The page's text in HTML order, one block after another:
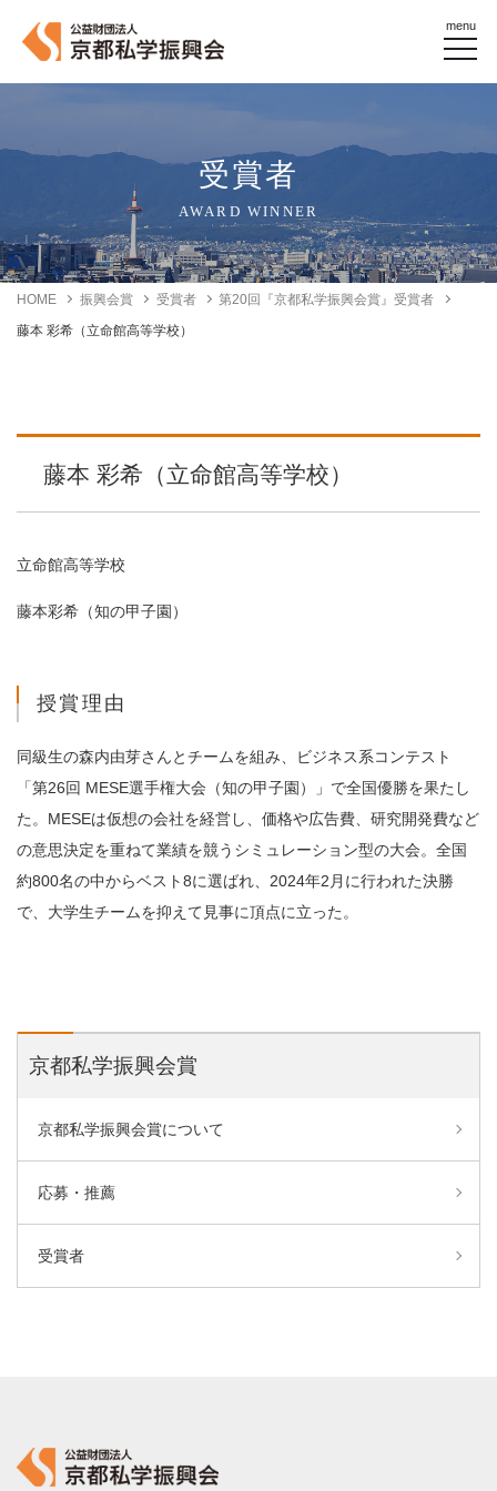
menu
受賞者
AWARD WINNER
HOME 振興会賞 受賞者
第20回『京都私学振興会賞』受賞者
藤本 彩希（立命館高等学校）
藤本 彩希（立命館高等学校）
立命館高等学校
藤本彩希（知の甲子園）
授賞理由
同級生の森内由芽さんとチームを組み、ビジネス系コンテスト
「第26回 MESE選手権大会（知の甲子園）」で全国優勝を果たし
た。MESEは仮想の会社を経営し、価格や広告費、研究開発費など
の意思決定を重ねて業績を競うシミュレーション型の大会。全国
約800名の中からベスト8に選ばれ、2024年2月に行われた決勝
で、大学生チームを抑えて見事に頂点に立った。
京都私学振興会賞
京都私学振興会賞について
応募・推薦
受賞者